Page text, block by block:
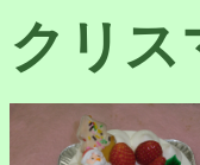
クリス